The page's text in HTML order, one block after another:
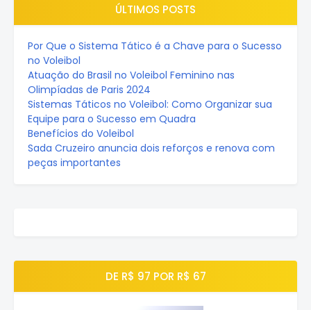
ÚLTIMOS POSTS
Por Que o Sistema Tático é a Chave para o Sucesso
no Voleibol
Atuação do Brasil no Voleibol Feminino nas
Olimpíadas de Paris 2024
Sistemas Táticos no Voleibol: Como Organizar sua
Equipe para o Sucesso em Quadra
Benefícios do Voleibol
Sada Cruzeiro anuncia dois reforços e renova com
peças importantes
DE R$ 97 POR R$ 67